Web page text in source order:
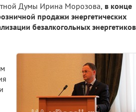
Думы Ирина Морозова, в конце
продажи энергетических
безалкогольных энергетиков